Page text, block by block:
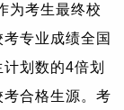
为考生最终校
专业成绩全国
划数的4倍划
合格生源。考